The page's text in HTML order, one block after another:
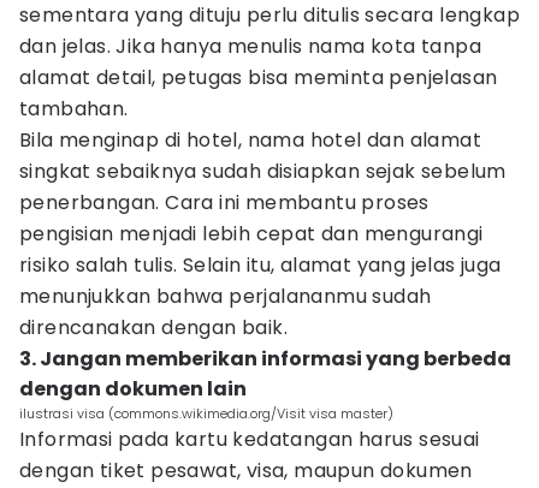
sementara yang dituju perlu ditulis secara lengkap
dan jelas. Jika hanya menulis nama kota tanpa
alamat detail, petugas bisa meminta penjelasan
tambahan.
Bila menginap di hotel, nama hotel dan alamat
singkat sebaiknya sudah disiapkan sejak sebelum
penerbangan. Cara ini membantu proses
pengisian menjadi lebih cepat dan mengurangi
risiko salah tulis. Selain itu, alamat yang jelas juga
menunjukkan bahwa perjalananmu sudah
direncanakan dengan baik.
3. Jangan memberikan informasi yang berbeda
dengan dokumen lain
ilustrasi visa (commons.wikimedia.org/Visit visa master)
Informasi pada kartu kedatangan harus sesuai
dengan tiket pesawat, visa, maupun dokumen